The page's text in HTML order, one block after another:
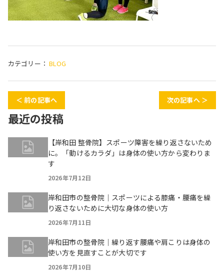
カテゴリー： BLOG
＜ 前の記事へ 次の記事へ ＞
最近の投稿
【岸和田 整骨院】スポーツ障害を繰り返さないため
に。「動けるカラダ」は身体の使い方から変わりま
す
2026年7月12日
岸和田市の整骨院｜スポーツによる膝痛・腰痛を繰
り返さないために大切な身体の使い方
2026年7月11日
岸和田市の整骨院｜繰り返す腰痛や肩こりは身体の
使い方を見直すことが大切です
2026年7月10日